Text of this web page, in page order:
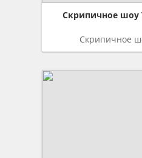
Скрипичное шоу
Скрипичное